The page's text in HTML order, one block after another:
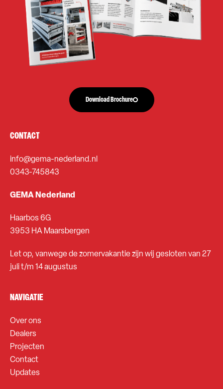
Download Brochure
CONTACT
info@gema-nederland.nl
0343-745843
GEMA Nederland
Haarbos 6G
3953 HA Maarsbergen
Let op, vanwege de zomervakantie zijn wij gesloten van 27
juli t/m 14 augustus
NAVIGATIE
Over ons
Dealers
Projecten
Contact
Updates